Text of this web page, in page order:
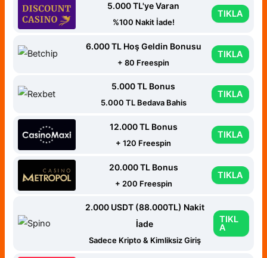
5.000 TL'ye Varan
%100 Nakit İade!
TIKLA
6.000 TL Hoş Geldin Bonusu
+ 80 Freespin
TIKLA
5.000 TL Bonus
5.000 TL Bedava Bahis
TIKLA
12.000 TL Bonus
+ 120 Freespin
TIKLA
20.000 TL Bonus
+ 200 Freespin
TIKLA
2.000 USDT (88.000TL) Nakit
İade
Sadece Kripto & Kimliksiz Giriş
TIKL
A